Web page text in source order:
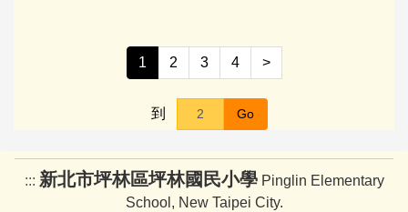
1 2 3 4 >
到 Go
::: 新北市坪林區坪林國民小學 Pinglin Elementary
School, New Taipei City.